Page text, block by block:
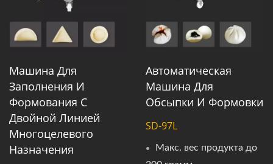
Машина Для
Заполнения И
Формования С
Двойной Линией
Многоцелевого
Назначения
Автоматическая
Машина Для
Обсыпки И Формовки
SD-97L
Макс. вес продукта до